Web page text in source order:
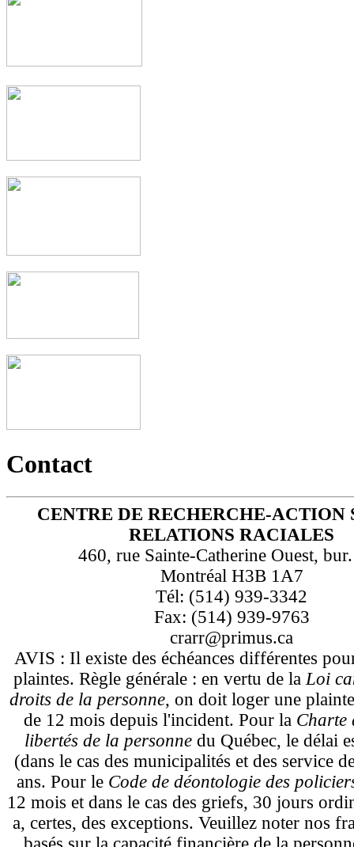
Contact
CENTRE DE RECHERCHE-ACTION
RELATIONS RACIALES
460, rue Sainte-Catherine Ouest,
Montréal H3B 1A7
Tél: (514) 939-3342
Fax: (514) 939-9763
crarr@primus.ca
AVIS : Il existe des échéances différentes
plaintes. Règle générale : en vertu de la Loi
droits de la personne, on doit loger une
de 12 mois depuis l'incident. Pour la Charte
libertés de la personnedu Québec, le délai
(dans le cas des municipalités et des service
ans. Pour le Code de déontologie des
12 mois et dans le cas des griefs, 30 jours
a, certes, des exceptions. Veuillez noter nos
basés sur la capacité financière de la